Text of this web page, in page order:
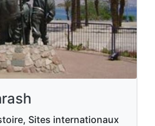
Sites internationaux